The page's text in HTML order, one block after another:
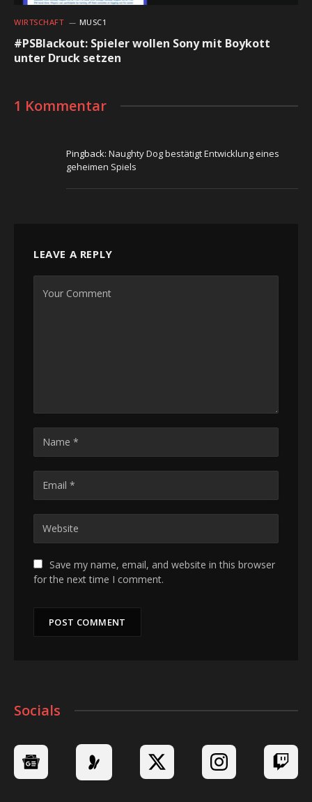
WIRTSCHAFT MUSC1
#PSBlackout: Spieler wollen Sony mit Boykott
unter Druck setzen
1 Kommentar
Pingback: Naughty Dog bestätigt Entwicklung eines
geheimen Spiels
LEAVE A REPLY
Save my name, email, and website in this browser
for the next time I comment.
Socials